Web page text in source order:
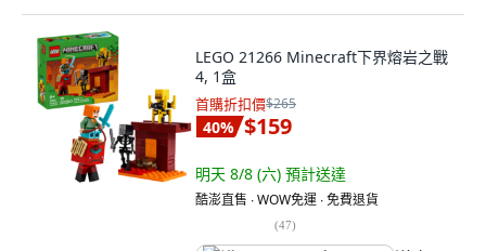
LEGO 21266 Minecraft下界熔岩之戰
4, 1盒
首購折扣價$265
40% $159
明天 8/8 (六) 預計送達
酷澎直售 ∙ WOW免運 ∙ 免費退貨
(47)